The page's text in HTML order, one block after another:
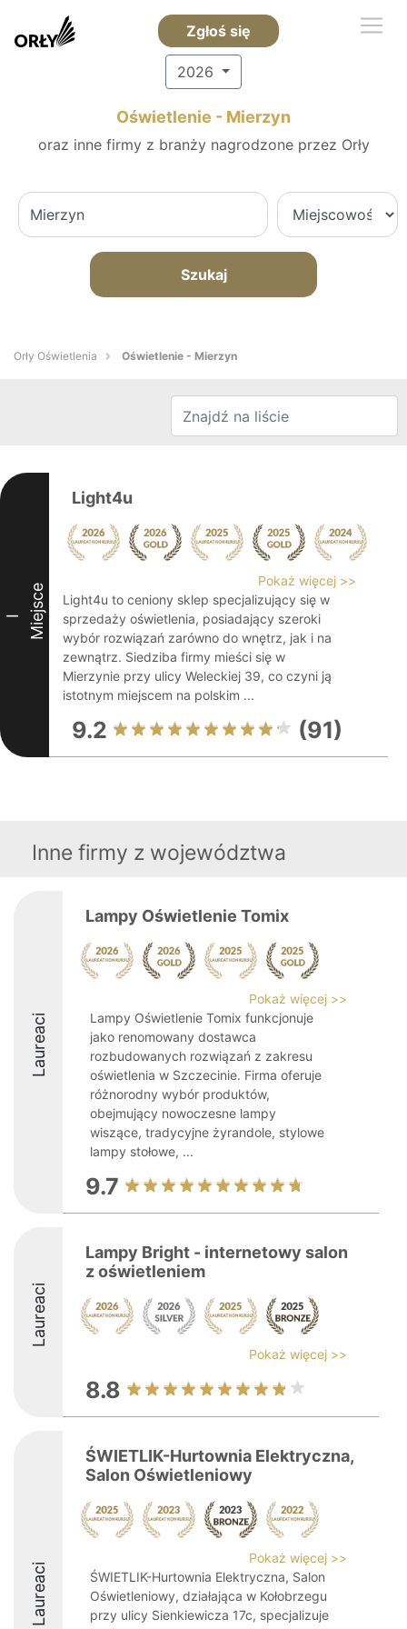
Zgłoś się
2026
Oświetlenie - Mierzyn
oraz inne firmy z branży nagrodzone przez Orły
Szukaj
Orły Oświetlenia Oświetlenie - Mierzyn
I Miejsce
Light4u
Pokaż więcej >>
Light4u to ceniony sklep specjalizujący się w
sprzedaży oświetlenia, posiadający szeroki
wybór rozwiązań zarówno do wnętrz, jak i na
zewnątrz. Siedziba firmy mieści się w
Mierzynie przy ulicy Weleckiej 39, co czyni ją
istotnym miejscem na polskim ...
9.2 (91)
Inne firmy z województwa
Laureaci
Lampy Oświetlenie Tomix
Pokaż więcej >>
Lampy Oświetlenie Tomix funkcjonuje
jako renomowany dostawca
rozbudowanych rozwiązań z zakresu
oświetlenia w Szczecinie. Firma oferuje
różnorodny wybór produktów,
obejmujący nowoczesne lampy
wiszące, tradycyjne żyrandole, stylowe
lampy stołowe, ...
9.7
Laureaci
Lampy Bright - internetowy salon
z oświetleniem
Pokaż więcej >>
8.8
Laureaci
ŚWIETLIK-Hurtownia Elektryczna,
Salon Oświetleniowy
Pokaż więcej >>
ŚWIETLIK-Hurtownia Elektryczna, Salon
Oświetleniowy, działająca w Kołobrzegu
przy ulicy Sienkiewicza 17c, specjalizuje